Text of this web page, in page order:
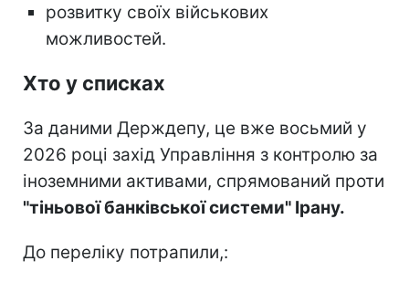
розвитку своїх військових
можливостей.
Хто у списках
За даними Держдепу, це вже восьмий у
2026 році захід Управління з контролю за
іноземними активами, спрямований проти
"тіньової банківської системи" Ірану.
До переліку потрапили,: